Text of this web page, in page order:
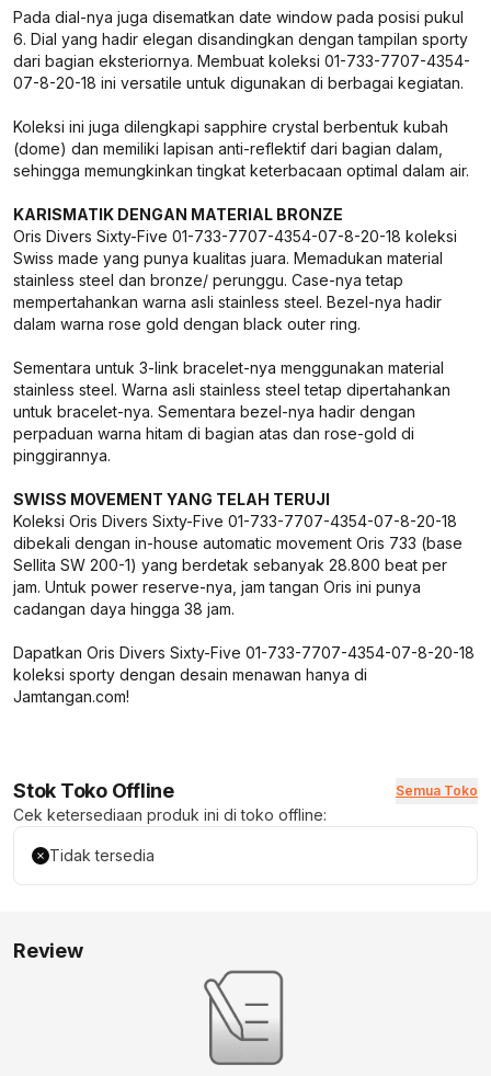
Pada dial-nya juga disematkan date window pada posisi pukul
6. Dial yang hadir elegan disandingkan dengan tampilan sporty
dari bagian eksteriornya. Membuat koleksi 01-733-7707-4354-
07-8-20-18 ini versatile untuk digunakan di berbagai kegiatan.
Koleksi ini juga dilengkapi sapphire crystal berbentuk kubah
(dome) dan memiliki lapisan anti-reflektif dari bagian dalam,
sehingga memungkinkan tingkat keterbacaan optimal dalam air.
KARISMATIK DENGAN MATERIAL BRONZE
Oris Divers Sixty-Five 01-733-7707-4354-07-8-20-18 koleksi
Swiss made yang punya kualitas juara. Memadukan material
stainless steel dan bronze/ perunggu. Case-nya tetap
mempertahankan warna asli stainless steel. Bezel-nya hadir
dalam warna rose gold dengan black outer ring.
Sementara untuk 3-link bracelet-nya menggunakan material
stainless steel. Warna asli stainless steel tetap dipertahankan
untuk bracelet-nya. Sementara bezel-nya hadir dengan
perpaduan warna hitam di bagian atas dan rose-gold di
pinggirannya.
SWISS MOVEMENT YANG TELAH TERUJI
Koleksi Oris Divers Sixty-Five 01-733-7707-4354-07-8-20-18
dibekali dengan in-house automatic movement Oris 733 (base
Sellita SW 200-1) yang berdetak sebanyak 28.800 beat per
jam. Untuk power reserve-nya, jam tangan Oris ini punya
cadangan daya hingga 38 jam.
Dapatkan Oris Divers Sixty-Five 01-733-7707-4354-07-8-20-18
koleksi sporty dengan desain menawan hanya di
Jamtangan.com!
Stok Toko Offline Semua Toko
Cek ketersediaan produk ini di toko offline:
Tidak tersedia
Review